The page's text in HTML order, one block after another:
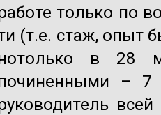
только по
(т.е. стаж, опыт
в 28
– 7